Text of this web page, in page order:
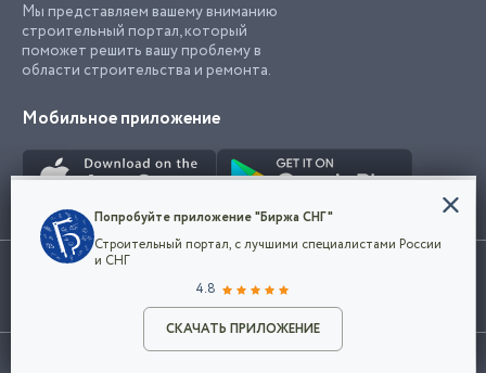
Разместить объявление
Мы представляем вашему вниманию
строительный портал, который
поможет решить вашу проблему в
области строительства и ремонта.
Мобильное приложение
Использование сайта, в том числе подача объявлений, означает
марки представленные на сайте являются собственностью их
©2026Биржа СНГ
Конфиденциальность
Мы используем файлы cookie, чтобы сделать
наш сайт удобным для каждого
Политикой конфиденциальности компании
и принимаете условия использования cookie.
Попробуйте приложение "Биржа СНГ"
Строительный портал, с лучшими специалистами России
и СНГ
4.8
СКАЧАТЬ ПРИЛОЖЕНИЕ